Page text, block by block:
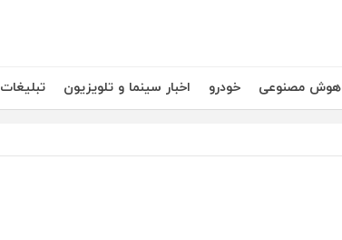
هوش مصنوعی خودرو اخبار سینما و تلویزیون تبلیغات